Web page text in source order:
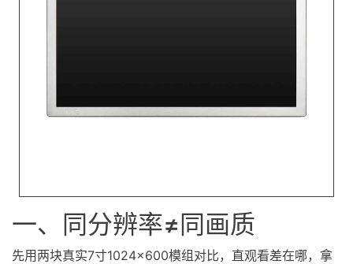
一、同分辨率≠同画质
先用两块真实7寸1024×600模组对比，直观看差在哪，拿